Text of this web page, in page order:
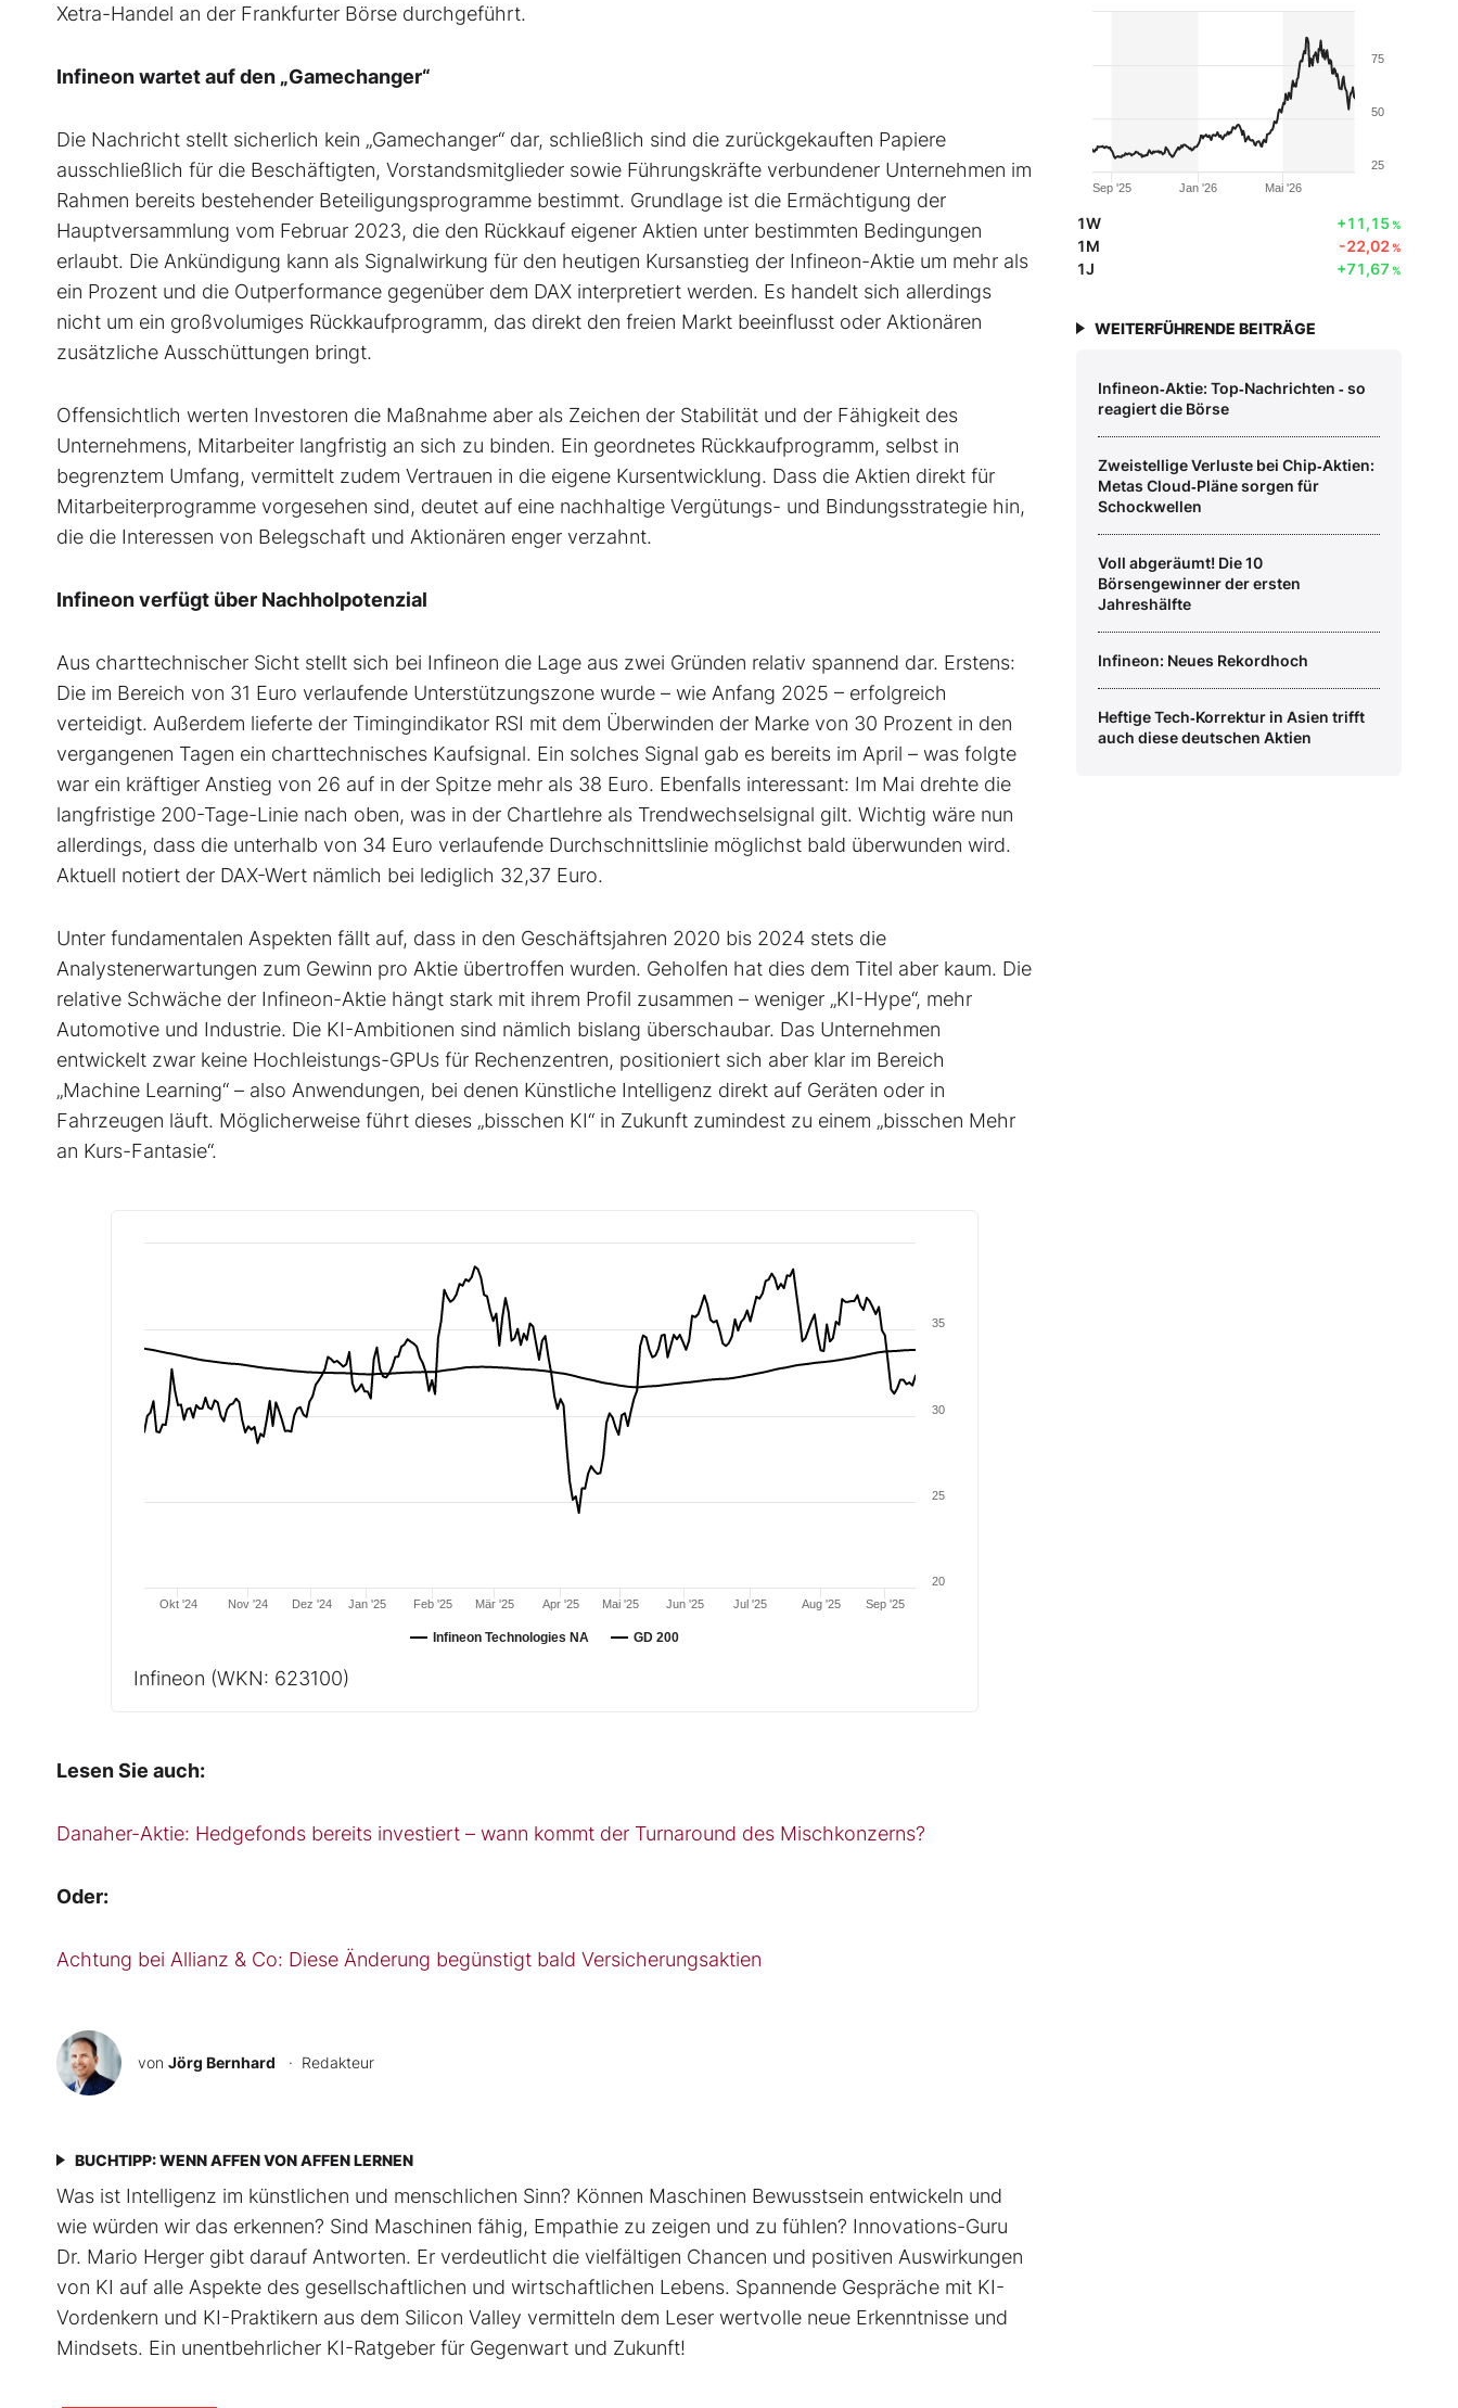
Xetra-Handel an der Frankfurter Börse durchgeführt.
Infineon wartet auf den „Gamechanger“
Die Nachricht stellt sicherlich kein „Gamechanger“ dar, schließlich sind die zurückgekauften Papiere
ausschließlich für die Beschäftigten, Vorstandsmitglieder sowie Führungskräfte verbundener Unternehmen im
Rahmen bereits bestehender Beteiligungsprogramme bestimmt. Grundlage ist die Ermächtigung der
Hauptversammlung vom Februar 2023, die den Rückkauf eigener Aktien unter bestimmten Bedingungen
erlaubt. Die Ankündigung kann als Signalwirkung für den heutigen Kursanstieg der Infineon-Aktie um mehr als
ein Prozent und die Outperformance gegenüber dem DAX interpretiert werden. Es handelt sich allerdings
nicht um ein großvolumiges Rückkaufprogramm, das direkt den freien Markt beeinflusst oder Aktionären
zusätzliche Ausschüttungen bringt.
Offensichtlich werten Investoren die Maßnahme aber als Zeichen der Stabilität und der Fähigkeit des
Unternehmens, Mitarbeiter langfristig an sich zu binden. Ein geordnetes Rückkaufprogramm, selbst in
begrenztem Umfang, vermittelt zudem Vertrauen in die eigene Kursentwicklung. Dass die Aktien direkt für
Mitarbeiterprogramme vorgesehen sind, deutet auf eine nachhaltige Vergütungs- und Bindungsstrategie hin,
die die Interessen von Belegschaft und Aktionären enger verzahnt.
Infineon verfügt über Nachholpotenzial
Aus charttechnischer Sicht stellt sich bei Infineon die Lage aus zwei Gründen relativ spannend dar. Erstens:
Die im Bereich von 31 Euro verlaufende Unterstützungszone wurde – wie Anfang 2025 – erfolgreich
verteidigt. Außerdem lieferte der Timingindikator RSI mit dem Überwinden der Marke von 30 Prozent in den
vergangenen Tagen ein charttechnisches Kaufsignal. Ein solches Signal gab es bereits im April – was folgte
war ein kräftiger Anstieg von 26 auf in der Spitze mehr als 38 Euro. Ebenfalls interessant: Im Mai drehte die
langfristige 200-Tage-Linie nach oben, was in der Chartlehre als Trendwechselsignal gilt. Wichtig wäre nun
allerdings, dass die unterhalb von 34 Euro verlaufende Durchschnittslinie möglichst bald überwunden wird.
Aktuell notiert der DAX-Wert nämlich bei lediglich 32,37 Euro.
Unter fundamentalen Aspekten fällt auf, dass in den Geschäftsjahren 2020 bis 2024 stets die
Analystenerwartungen zum Gewinn pro Aktie übertroffen wurden. Geholfen hat dies dem Titel aber kaum. Die
relative Schwäche der Infineon-Aktie hängt stark mit ihrem Profil zusammen – weniger „KI-Hype“, mehr
Automotive und Industrie. Die KI-Ambitionen sind nämlich bislang überschaubar. Das Unternehmen
entwickelt zwar keine Hochleistungs-GPUs für Rechenzentren, positioniert sich aber klar im Bereich
„Machine Learning“ – also Anwendungen, bei denen Künstliche Intelligenz direkt auf Geräten oder in
Fahrzeugen läuft. Möglicherweise führt dieses „bisschen KI“ in Zukunft zumindest zu einem „bisschen Mehr
an Kurs-Fantasie“.
Infineon Technologies NA GD 200
Okt '24 Nov '24 Dez '24 Jan '25 Feb '25 Mär '25 Apr '25 Mai '25 Jun '25 Jul '25 Aug '25 Sep '25
20
25
30
35
Infineon (WKN: 623100)
Lesen Sie auch:
Danaher-Aktie: Hedgefonds bereits investiert – wann kommt der Turnaround des Mischkonzerns?
Oder:
Achtung bei Allianz & Co: Diese Änderung begünstigt bald Versicherungsaktien
von Jörg Bernhard · Redakteur
BUCHTIPP: WENN AFFEN VON AFFEN LERNEN
Was ist Intelligenz im künstlichen und menschlichen Sinn? Können Maschinen Bewusstsein entwickeln und
wie würden wir das erkennen? Sind Maschinen fähig, Empathie zu zeigen und zu fühlen? Innovations-Guru
Dr. Mario Herger gibt darauf Antworten. Er verdeutlicht die viel­fältigen Chancen und positiven Auswirkungen
von KI auf alle Aspekte des gesellschaftlichen und wirtschaftlichen Lebens. Spannende Gespräche mit KI-
Vordenkern und KI-Praktikern aus dem Silicon Valley vermitteln dem Leser wertvolle neue Erkenntnisse und
Mindsets. Ein unentbehrlicher KI-Ratgeber für Gegenwart und Zukunft!
Jan '26
Sep '25 Mai '26
25
50
75
1W +11,15%
1M -22,02%
1J +71,67 %
WEITERFÜHRENDE BEITRÄGE
Infineon‑Aktie: Top‑Nachrichten ‑ so
reagiert die Börse
Zweistellige Verluste bei Chip‑Aktien:
Metas Cloud‑Pläne sorgen für
Schockwellen
Voll abgeräumt! Die 10
Börsengewinner der ersten
Jahreshälfte
Infineon: Neues Rekordhoch
Heftige Tech‑Korrektur in Asien trifft
auch diese deutschen Aktien